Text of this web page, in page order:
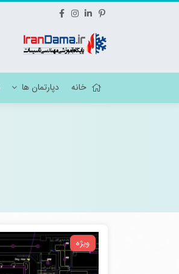
خانه دپارتمان ها
ویژه